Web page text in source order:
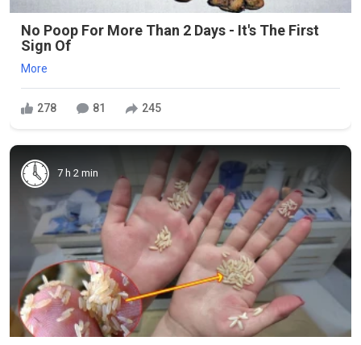
No Poop For More Than 2 Days - It's The First
Sign Of
More
278 81 245
7 h 2 min